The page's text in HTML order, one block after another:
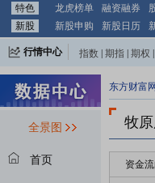
特色 龙虎榜单 融资融券
新股
新股申购 新股日历
行情中心 指数 期指 期权
全景图
首页
东方财富网
牧
资金流